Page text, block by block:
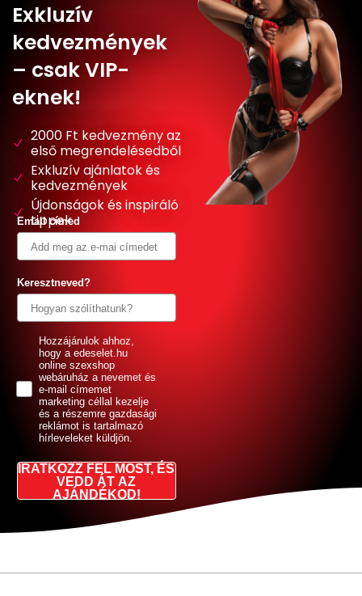
Exkluzív
kedvezmények
– csak VIP-
eknek!
2000 Ft kedvezmény az
első megrendelésedből
Exkluzív ajánlatok és
kedvezmények
Újdonságok és inspiráló
tippek
Email címed
Keresztneved?
GDPRHozzájárulok ahhoz,
hogy a edeselet.hu
online szexshop
webáruház a nevemet és
e-mail címemet
marketing céllal kezelje
és a részemre gazdasági
reklámot is tartalmazó
hírleveleket küldjön.
IRATKOZZ FEL MOST, ÉS
VEDD ÁT AZ
AJÁNDÉKOD!